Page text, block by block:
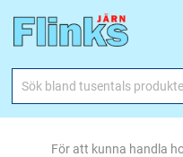
För att kunna handla